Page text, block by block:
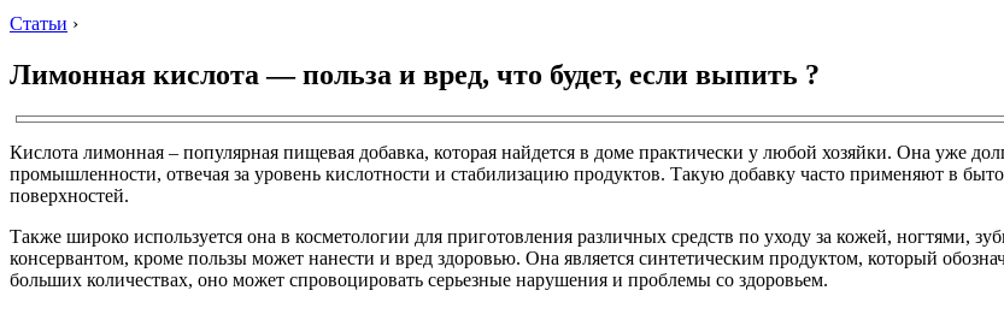
Статьи ›
Лимонная кислота — польза и вред, что будет, если выпить ?
Кислота лимонная – популярная пищевая добавка, которая найдется в доме практически у любой хозяйки. Она уже
промышленности, отвечая за уровень кислотности и стабилизацию продуктов. Такую добавку часто применяют в
поверхностей.
Также широко используется она в косметологии для приготовления различных средств по уходу за кожей, ногтями,
консервантом, кроме пользы может нанести и вред здоровью. Она является синтетическим продуктом, который
больших количествах, оно может спровоцировать серьезные нарушения и проблемы со здоровьем.